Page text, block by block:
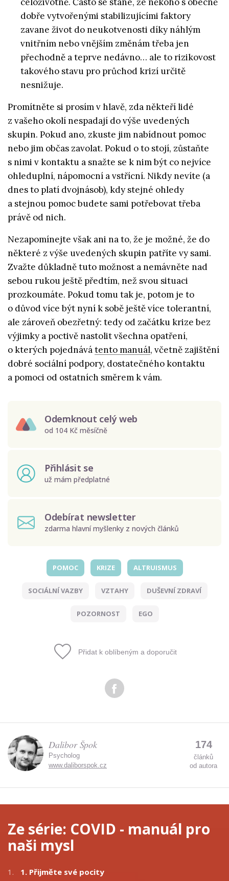
dobře vytvořenými stabilizujícími faktory
zavane život do neukotvenosti díky náhlým
vnitřním nebo vnějším změnám třeba jen
přechodně a teprve nedávno… ale to rizikovost
takového stavu pro průchod krizí určitě
nesnižuje.
Promítněte si prosím v hlavě, zda někteří lidé
z vašeho okolí nespadají do výše uvedených
skupin. Pokud ano, zkuste jim nabídnout pomoc
nebo jim občas zavolat. Pokud o to stojí, zůstaňte
s nimi v kontaktu a snažte se k nim být co nejvíce
ohleduplní, nápomocní a vstřícní. Nikdy nevíte (a
dnes to platí dvojnásob), kdy stejné ohledy
a stejnou pomoc budete sami potřebovat třeba
právě od nich.
Nezapomínejte však ani na to, že je možné, že do
některé z výše uvedených skupin patříte vy sami.
Zvažte důkladně tuto možnost a nemávněte nad
sebou rukou ještě předtím, než svou situaci
prozkoumáte. Pokud tomu tak je, potom je to
o důvod více být nyní k sobě ještě více tolerantní,
ale zároveň obezřetný: tedy od začátku krize bez
výjimky a poctivě nastolit všechna opatření,
o kterých pojednávátento manuál, včetně zajištění
dobré sociální podpory, dostatečného kontaktu
a pomoci od ostatních směrem k vám.
Odemknout celý web
od 104 Kč měsíčně
Přihlásit se
už mám předplatné
Odebírat newsletter
zdarma hlavní myšlenky z nových článků
Odeslat
POMOC KRIZE ALTRUISMUS
SOCIÁLNÍ VAZBY VZTAHY DUŠEVNÍ ZDRAVÍ
POZORNOST EGO
Přidat k oblíbeným a doporučit
Dalibor Špok
Psycholog
www.daliborspok.cz
174
článků
od autora
Ze série: COVID - manuál pro
naši mysl
1.
1. Přijměte své pocity